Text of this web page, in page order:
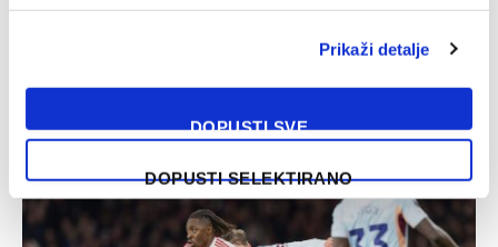
Prikaži detalje
DOPUSTI SVE
DOPUSTI SELEKTIRANO
Nogometaši Arsenala napravili su korak unazad u borbi za
titulu prvaka Engleske, pošto su večeras u gostima kod